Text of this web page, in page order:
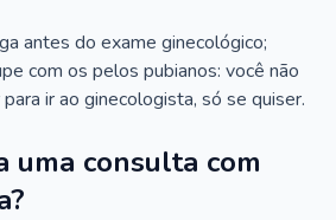
antes do exame ginecológico;
com os pelos pubianos: você não
ir ao ginecologista, só se quiser.
uma consulta com